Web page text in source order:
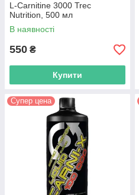
L-Carnitine 3000 Trec
Nutrition, 500 мл
В наявності
550 ₴
Купити
Супер цена